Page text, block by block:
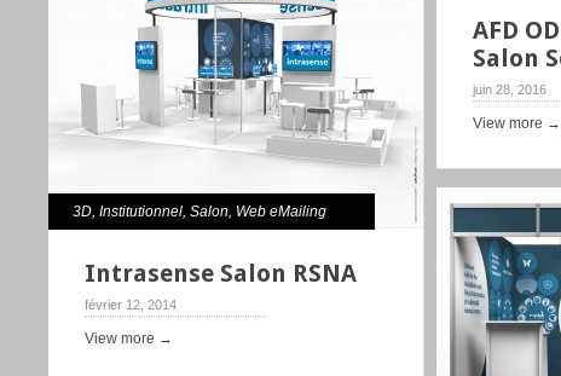
AFD
Salon
juin 28, 2016
View more →
3D,Institutionnel,Salon, Web eMailing
Intrasense Salon RSNA
février 12, 2014
View more →